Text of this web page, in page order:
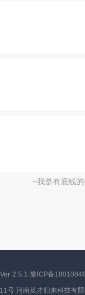
~我是有底线
2.5.1 豫ICP备
号 河南英才归来科技有